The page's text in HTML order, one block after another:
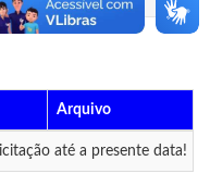
Arquivo
até a presente data!